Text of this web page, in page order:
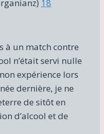
18
à un match contre
n’était servi nulle
expérience lors
dernière, je ne
de sitôt en
d’alcool et de